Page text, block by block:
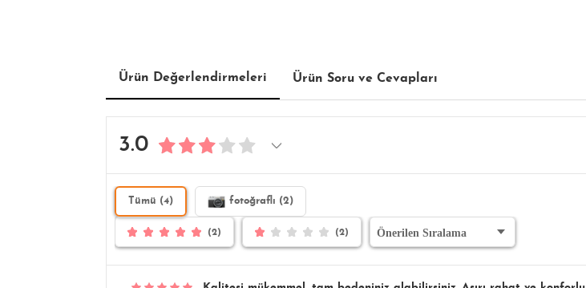
Ürün Değerlendirmeleri Ürün Soru ve Cevapları
3.0
Tümü (4) fotoğraflı (2)
(2) (2)